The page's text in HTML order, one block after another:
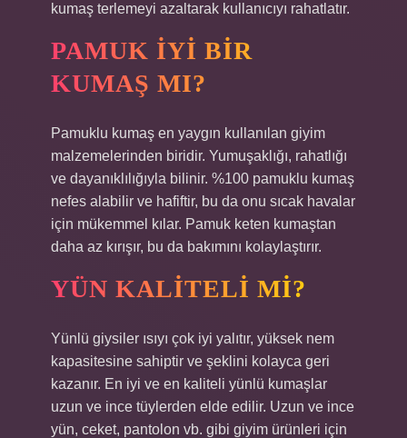
kumaş terlemeyi azaltarak kullanıcıyı rahatlatır.
PAMUK IYI BIR
KUMAŞ MI?
Pamuklu kumaş en yaygın kullanılan giyim
malzemelerinden biridir. Yumuşaklığı, rahatlığı
ve dayanıklılığıyla bilinir. %100 pamuklu kumaş
nefes alabilir ve hafiftir, bu da onu sıcak havalar
için mükemmel kılar. Pamuk keten kumaştan
daha az kırışır, bu da bakımını kolaylaştırır.
YÜN KALITELI MI?
Yünlü giysiler ısıyı çok iyi yalıtır, yüksek nem
kapasitesine sahiptir ve şeklini kolayca geri
kazanır. En iyi ve en kaliteli yünlü kumaşlar
uzun ve ince tüylerden elde edilir. Uzun ve ince
yün, ceket, pantolon vb. gibi giyim ürünleri için